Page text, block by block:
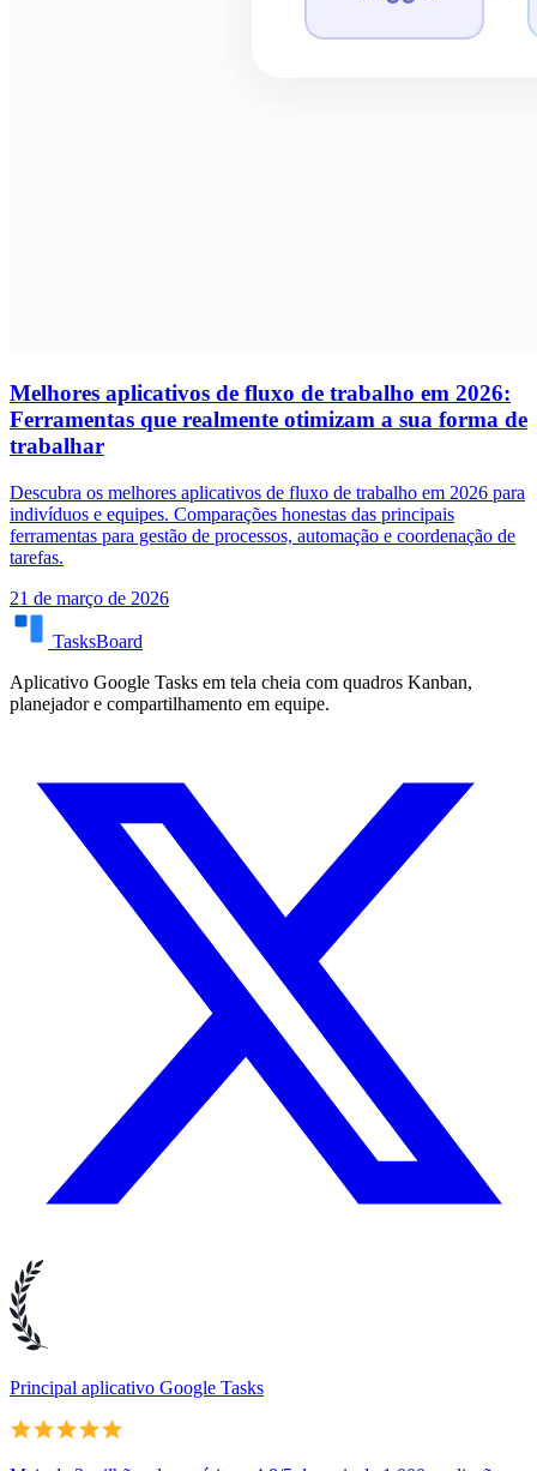
Melhores aplicativos de fluxo de trabalho em 2026:
Ferramentas que realmente otimizam a sua forma de
trabalhar
Descubra os melhores aplicativos de fluxo de trabalho em 2026 para
indivíduos e equipes. Comparações honestas das principais
ferramentas para gestão de processos, automação e coordenação de
tarefas.
21 de março de 2026
TasksBoard
Aplicativo Google Tasks em tela cheia com quadros Kanban,
planejador e compartilhamento em equipe.
Principal aplicativo Google Tasks